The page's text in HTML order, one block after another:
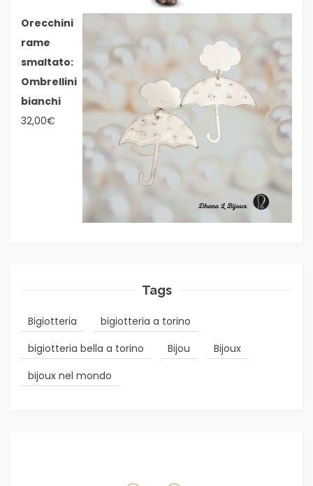
Orecchini
rame
smaltato:
Ombrellini
bianchi
32,00€
Tags
Bigiotteria
bigiotteria a torino
bigiotteria bella a torino
Bijou
Bijoux
bijoux nel mondo